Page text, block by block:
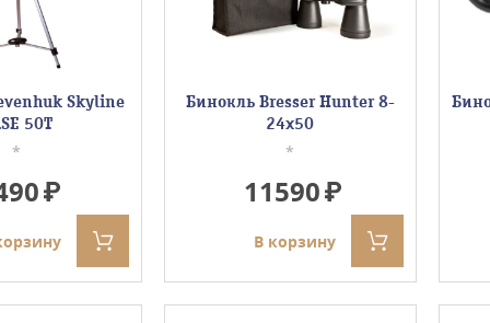
Skyline
50T
*
Бинокль Bresser Hunter 8-
24x50
*
11590
В корзину